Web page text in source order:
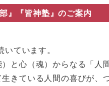
』『皆神塾』のご案内
ています。
と心（魂）からなる「人
きている人間の喜びが、